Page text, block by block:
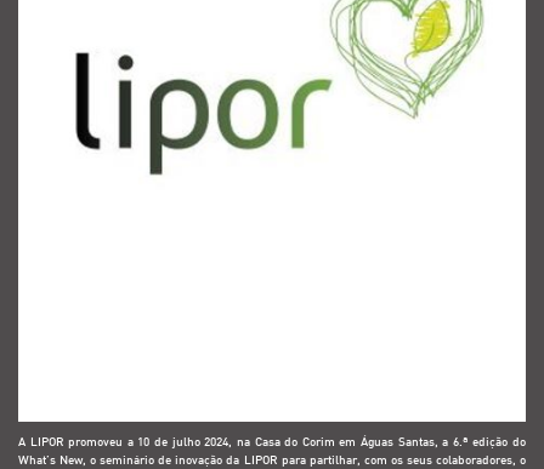
A LIPOR promoveu a 10 de julho 2024, na Casa do Corim em Águas Santas, a 6.ª edição do
What’s New, o seminário de inovação da LIPOR para partilhar, com os seus colaboradores, o